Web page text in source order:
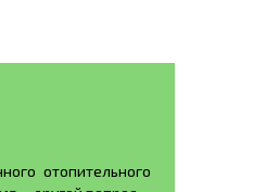
отопительного